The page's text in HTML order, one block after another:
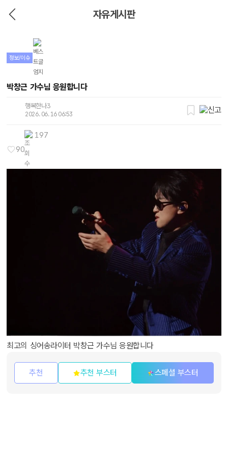
자유게시판
정보/이슈
박창근 가수님 응원합니다
행복한나3
2026. 06. 16 06:53
90
197
최고의 싱어송라이터 박창근 가수님 응원합니다
추천 추천 부스터 스페셜 부스터